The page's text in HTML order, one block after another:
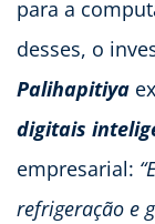
para a
desses, o
Palihapitiya
digitais
empresarial:
refrigeração e